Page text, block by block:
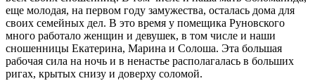
еще молодая, на первом году замужества, осталась дома для
своих семейных дел. В это время у помещика Руновского
много работало женщин и девушек, в том числе и наши
сношенницы Екатерина, Марина и Солоша. Эта большая
рабочая сила на ночь и в ненастье располагалась в больших
ригах, крытых снизу и доверху соломой.